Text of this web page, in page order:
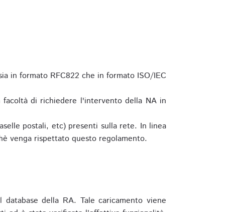
in formato RFC822 che in formato ISO/IEC
di richiedere l'intervento della NA in
postali, etc) presenti sulla rete. In linea
venga rispettato questo regolamento.
della RA. Tale caricamento viene